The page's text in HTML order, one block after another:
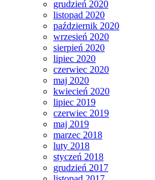
grudzień 2020
listopad 2020
październik 2020
wrzesień 2020
sierpień 2020
lipiec 2020
czerwiec 2020
maj 2020
kwiecień 2020
lipiec 2019
czerwiec 2019
maj 2019
marzec 2018
luty 2018
styczeń 2018
grudzień 2017